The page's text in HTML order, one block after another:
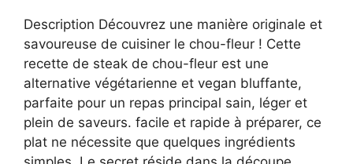
Description Découvrez une manière originale et
savoureuse de cuisiner le chou-fleur ! Cette
recette de steak de chou-fleur est une
alternative végétarienne et vegan bluffante,
parfaite pour un repas principal sain, léger et
plein de saveurs. facile et rapide à préparer, ce
plat ne nécessite que quelques ingrédients